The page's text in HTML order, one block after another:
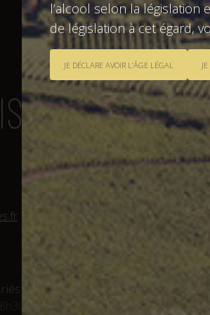
inclus) :
l’alcool selon la législation
de législation à cet égard,